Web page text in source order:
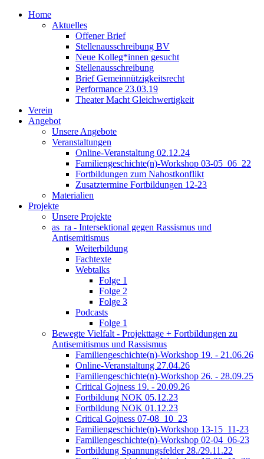
Home
Aktuelles
Offener Brief
Stellenausschreibung BV
Neue Kolleg*innen gesucht
Stellenausschreibung
Brief Gemeinnützigkeitsrecht
Performance 23.03.19
Theater Macht Gleichwertigkeit
Verein
Angebot
Unsere Angebote
Veranstaltungen
Online-Veranstaltung 02.12.24
Familiengeschichte(n)-Workshop 03-05_06_22
Fortbildungen zum Nahostkonflikt
Zusatztermine Fortbildungen 12-23
Materialien
Projekte
Unsere Projekte
as_ra - Intersektional gegen Rassismus und
Antisemitismus
Weiterbildung
Fachtexte
Webtalks
Folge 1
Folge 2
Folge 3
Podcasts
Folge 1
Bewegte Vielfalt - Projekttage + Fortbildungen zu
Antisemitismus und Rassismus
Familiengeschichte(n)-Workshop 19. - 21.06.26
Online-Veranstaltung 27.04.26
Familiengeschichte(n)-Workshop 26. - 28.09.25
Critical Gojness 19. - 20.09.26
Fortbildung NOK 05.12.23
Fortbildung NOK 01.12.23
Critical Gojness 07-08_10_23
Familiengeschichte(n)-Workshop 13-15_11-23
Familiengeschichte(n)-Workshop 02-04_06-23
Fortbildung Spannungsfelder 28./29.11.22